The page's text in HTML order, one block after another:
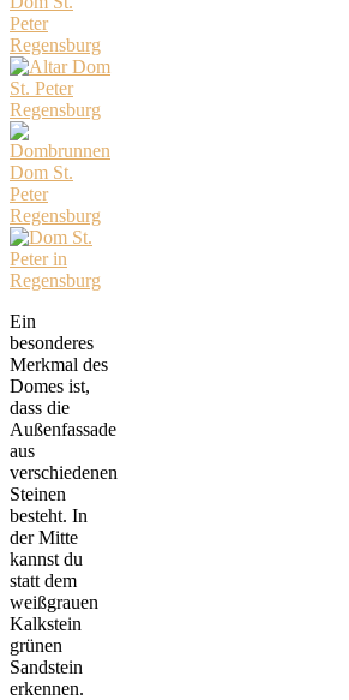
Ein
besonderes
Merkmal des
Domes ist,
dass die
Außenfassade
aus
verschiedenen
Steinen
besteht. In
der Mitte
kannst du
statt dem
weißgrauen
Kalkstein
grünen
Sandstein
erkennen.